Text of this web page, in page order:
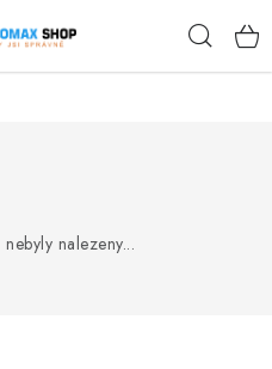
nebyly nalezeny...